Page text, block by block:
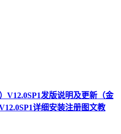
V12.0SP1发版说明及更新（金
详细安装注册图文教